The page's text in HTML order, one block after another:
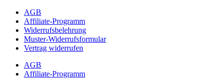
AGB
Affiliate-Programm
Widerrufsbelehrung
Muster-Widerrufsformular
Vertrag widerrufen
AGB
Affiliate-Programm